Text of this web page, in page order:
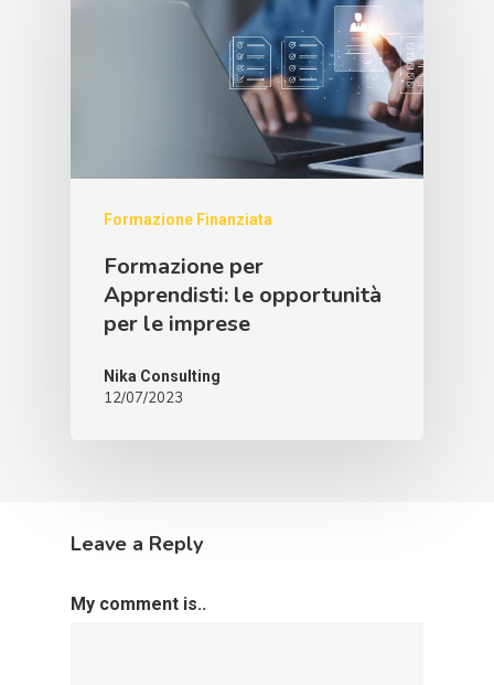
Formazione Finanziata
Formazione per
Apprendisti: le opportunità
per le imprese
Nika Consulting
12/07/2023
Leave a Reply
My comment is..